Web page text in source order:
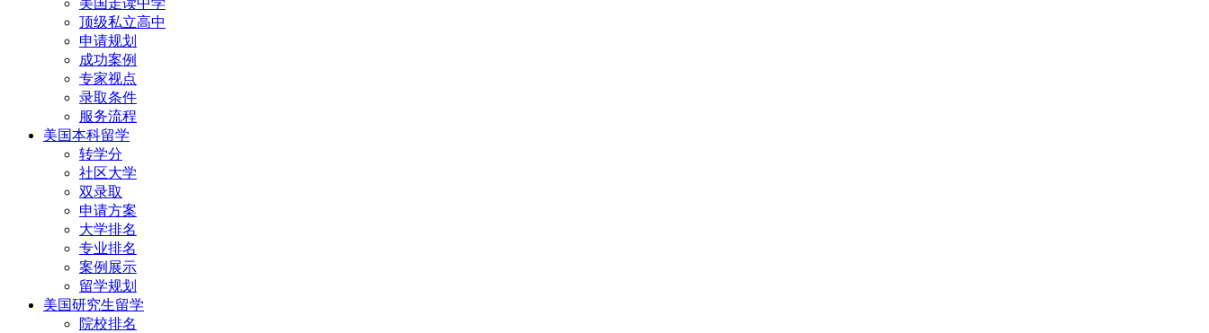
顶级私立高中
申请规划
成功案例
专家视点
录取条件
服务流程
美国本科留学
转学分
社区大学
双录取
申请方案
大学排名
专业排名
案例展示
留学规划
美国研究生留学
院校排名